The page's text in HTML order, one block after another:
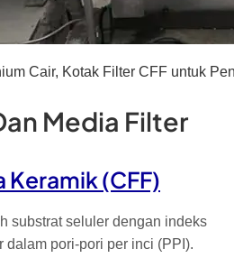
Cair, Kotak Filter CFF untuk
Media Filter
Keramik (CFF)
substrat seluler dengan indeks
dalam pori-pori per inci (PPI).